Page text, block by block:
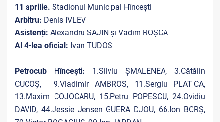
11 aprilie. Stadionul Municipal Hîncești
Arbitru: Denis IVLEV
Asistenți: Alexandru SAJIN și Vadim ROȘCA
Al 4-lea oficial: Ivan TUDOS
Petrocub Hîncești: 1.Silviu ȘMALENEA, 3.Cătălin
CUCOȘ, 9.Vladimir AMBROS, 11.Sergiu PLATICA,
13.Maxim COJOCARU, 15.Petru POPESCU, 24.Ovidiu
DAVID, 44.Jessie Jensen GUERA DJOU, 66.Ion BORȘ,